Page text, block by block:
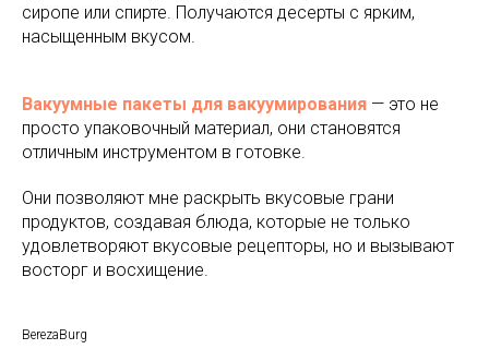
сиропе или спирте. Получаются десерты с ярким,
насыщенным вкусом.
Вакуумные пакеты для вакуумирования — это не
просто упаковочный материал, они становятся
отличным инструментом в готовке.
Они позволяют мне раскрыть вкусовые грани
продуктов, создавая блюда, которые не только
удовлетворяют вкусовые рецепторы, но и вызывают
восторг и восхищение.
BerezaBurg